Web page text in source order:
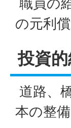
職員の
の元利
投資
道路、
本の整